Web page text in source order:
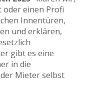
oder einen Profi
Innentüren,
und erklären,
gibt es eine
in die
Mieter selbst